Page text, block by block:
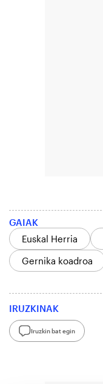
GAIAK
Euskal Herria
Gernika koadroa
IRUZKINAK
Iruzkin bat egin